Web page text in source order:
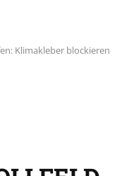
Klimakleber blockieren